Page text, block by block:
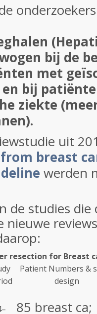
bij de
met
bij
ziekte
uit
breast
werden
de studies
nieuwe
resection for Breast
Patient Numbers &
design
85 breast ca;